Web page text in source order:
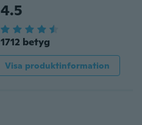
4.5
1712 betyg
Visa produktinformation